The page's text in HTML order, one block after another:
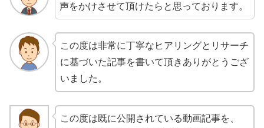
声をかけさせて頂けたらと思っております。
この度は非常に丁寧なヒアリングとリサーチ
に基づいた記事を書いて頂きありがとうござ
いました。
この度は既に公開されている動画記事を、